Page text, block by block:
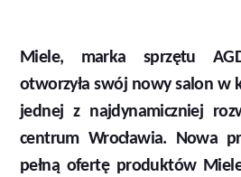
Miele, marka sprzętu
otworzyła swój nowy salon w
jednej z najdynamiczniej
centrum Wrocławia. Nowa
pełną ofertę produktów